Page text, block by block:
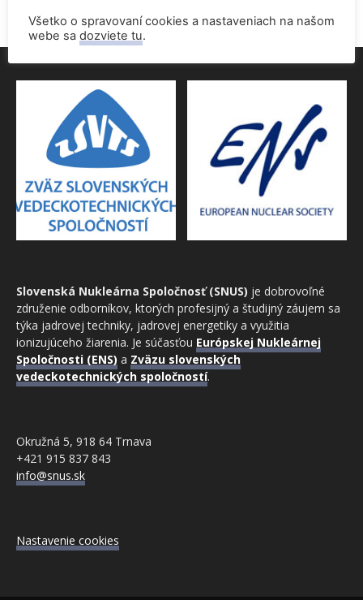
Slovenská Nukleárna Spoločnosť (SNUS) je dobrovoľné
združenie odborníkov, ktorých profesijný a študijný záujem sa
týka jadrovej techniky, jadrovej energetiky a využitia
ionizujúceho žiarenia. Je súčasťou Európskej Nukleárnej
Spoločnosti (ENS) a Zväzu slovenských
vedeckotechnických spoločností.
Okružná 5, 918 64 Trnava
+421 915 837 843
info@snus.sk
Nastavenie cookies
Všetko o spravovaní cookies a nastaveniach na našom
webe sa dozviete tu.